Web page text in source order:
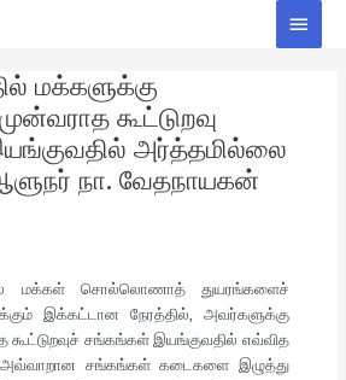
Main
மக்களுக்கு
கூட்டுறவு
அர்த்தமில்லை
நா. வேதநாயகன்
மக்கள் சொல்லொணாத் துயரங்களைச்
இக்கட்டான நேரத்தில், அவர்களுக்கு
கூட்டுறவுச் சங்கங்கள் இயங்குவதில் எவ்வித
சங்கங்கள் கடைகளை இழுத்து